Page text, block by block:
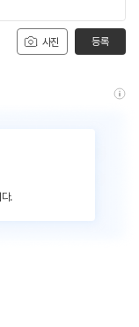
사진 등록
.